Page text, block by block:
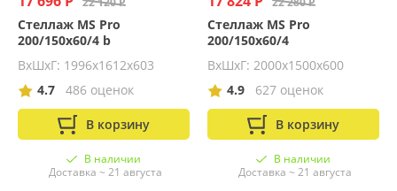
Стеллаж MS Pro
200/150x60/4 b
ВхШхГ: 1996x1612x603
4.7
486 оценок
В корзину
В наличии
Доставка ~ 21 августа
Стеллаж MS Pro
200/150x60/4
ВхШхГ: 2000х1500х600
4.9
627 оценок
В корзину
В наличии
Доставка ~ 21 августа